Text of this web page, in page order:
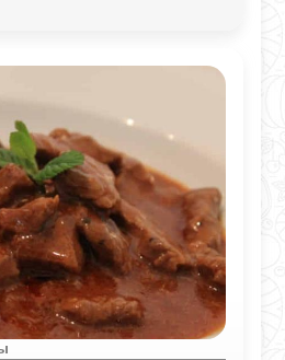
домашнего уюта.